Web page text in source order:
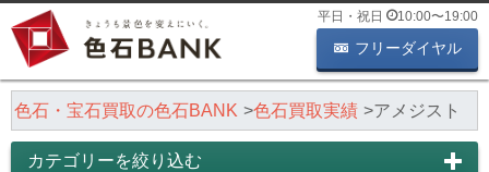
平日・祝日 10:00〜19:00
フリーダイヤル
色石・宝石買取の色石BANK 色石買取実績 アメジスト
カテゴリーを絞り込む